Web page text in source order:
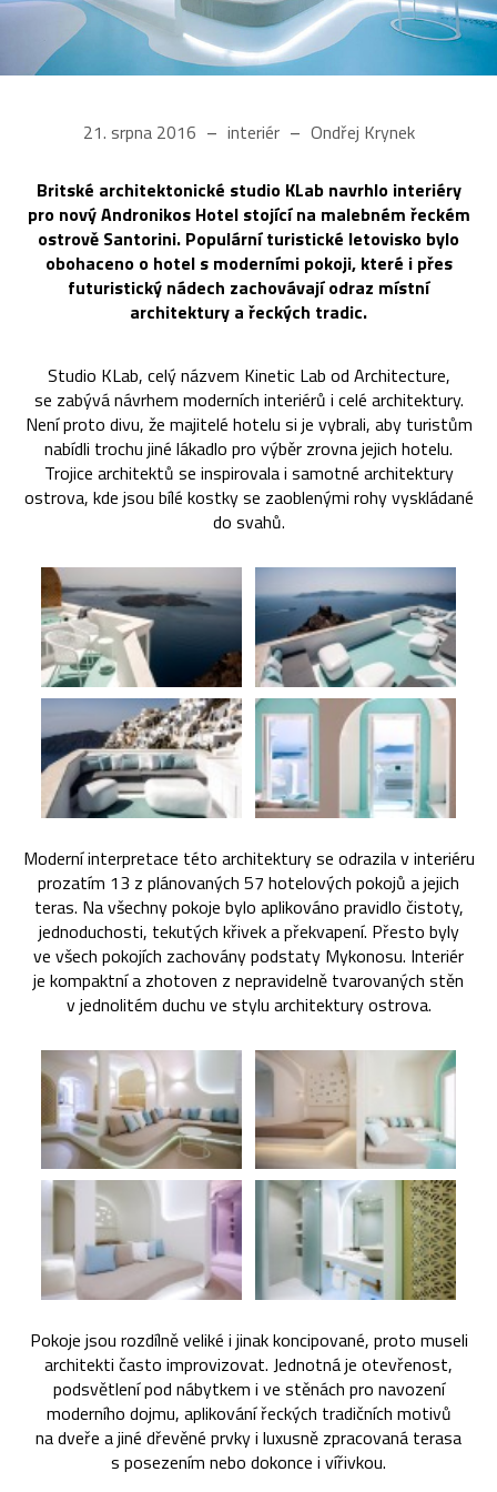
21. srpna 2016 interiér Ondřej Krynek
Britské architektonické studio KLab navrhlo interiéry
pro nový Andronikos Hotel stojící na malebném řeckém
ostrově Santorini. Populární turistické letovisko bylo
obohaceno o hotel s moderními pokoji, které i přes
futuristický nádech zachovávají odraz místní
architektury a řeckých tradic.
Studio KLab, celý názvem Kinetic Lab od Architecture,
se zabývá návrhem moderních interiérů i celé architektury.
Není proto divu, že majitelé hotelu si je vybrali, aby turistům
nabídli trochu jiné lákadlo pro výběr zrovna jejich hotelu.
Trojice architektů se inspirovala i samotné architektury
ostrova, kde jsou bílé kostky se zaoblenými rohy vyskládané
do svahů.
Moderní interpretace této architektury se odrazila v interiéru
prozatím 13 z plánovaných 57 hotelových pokojů a jejich
teras. Na všechny pokoje bylo aplikováno pravidlo čistoty,
jednoduchosti, tekutých křivek a překvapení. Přesto byly
ve všech pokojích zachovány podstaty Mykonosu. Interiér
je kompaktní a zhotoven z nepravidelně tvarovaných stěn
v jednolitém duchu ve stylu architektury ostrova.
Pokoje jsou rozdílně veliké i jinak koncipované, proto museli
architekti často improvizovat. Jednotná je otevřenost,
podsvětlení pod nábytkem i ve stěnách pro navození
moderního dojmu, aplikování řeckých tradičních motivů
na dveře a jiné dřevěné prvky i luxusně zpracovaná terasa
s posezením nebo dokonce i vířivkou.